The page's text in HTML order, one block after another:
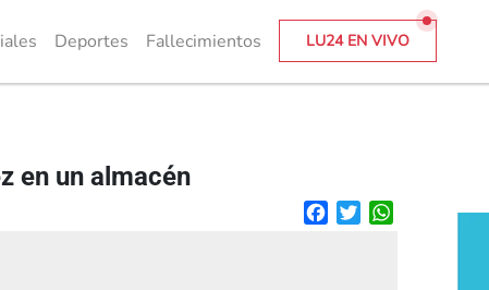
Deportes Fallecimientos LU24 EN VIVO
en un almacén
FacebookTwitterWhatsApp